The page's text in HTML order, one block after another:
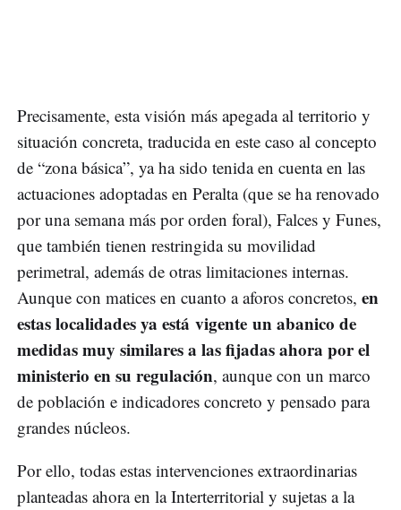
Precisamente, esta visión más apegada al territorio y
situación concreta, traducida en este caso al concepto
de “zona básica”, ya ha sido tenida en cuenta en las
actuaciones adoptadas en Peralta (que se ha renovado
por una semana más por orden foral), Falces y Funes,
que también tienen restringida su movilidad
perimetral, además de otras limitaciones internas.
Aunque con matices en cuanto a aforos concretos, en
estas localidades ya está vigente un abanico de
medidas muy similares a las fijadas ahora por el
ministerio en su regulación, aunque con un marco
de población e indicadores concreto y pensado para
grandes núcleos.
Por ello, todas estas intervenciones extraordinarias
planteadas ahora en la Interterritorial y sujetas a la